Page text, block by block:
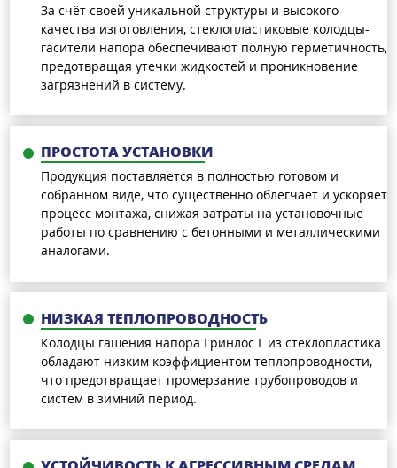
За счёт своей уникальной структуры и высокого
качества изготовления, стеклопластиковые колодцы-
гасители напора обеспечивают полную герметичность,
предотвращая утечки жидкостей и проникновение
загрязнений в систему.
ПРОСТОТА УСТАНОВКИ
Продукция поставляется в полностью готовом и
собранном виде, что существенно облегчает и ускоряет
процесс монтажа, снижая затраты на установочные
работы по сравнению с бетонными и металлическими
аналогами.
НИЗКАЯ ТЕПЛОПРОВОДНОСТЬ
Колодцы гашения напора Гринлос Г из стеклопластика
обладают низким коэффициентом теплопроводности,
что предотвращает промерзание трубопроводов и
систем в зимний период.